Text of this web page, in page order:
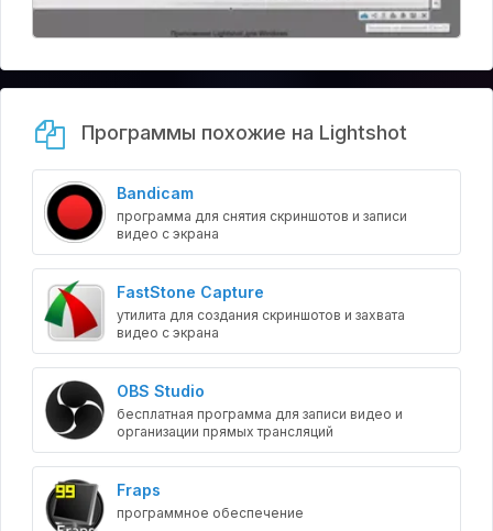
Программы похожие на Lightshot
Bandicam
программа для снятия скриншотов и записи
видео с экрана
FastStone Capture
утилита для создания скриншотов и захвата
видео с экрана
OBS Studio
бесплатная программа для записи видео и
организации прямых трансляций
Fraps
программное обеспечение